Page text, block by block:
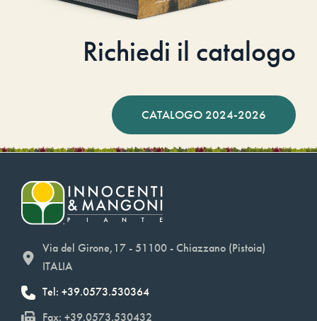
Richiedi il catalogo
CATALOGO 2024-2026
Via del Girone,17 - 51100 - Chiazzano (Pistoia)
ITALIA
Tel: +39.0573.530364
Fax: +39.0573.530432